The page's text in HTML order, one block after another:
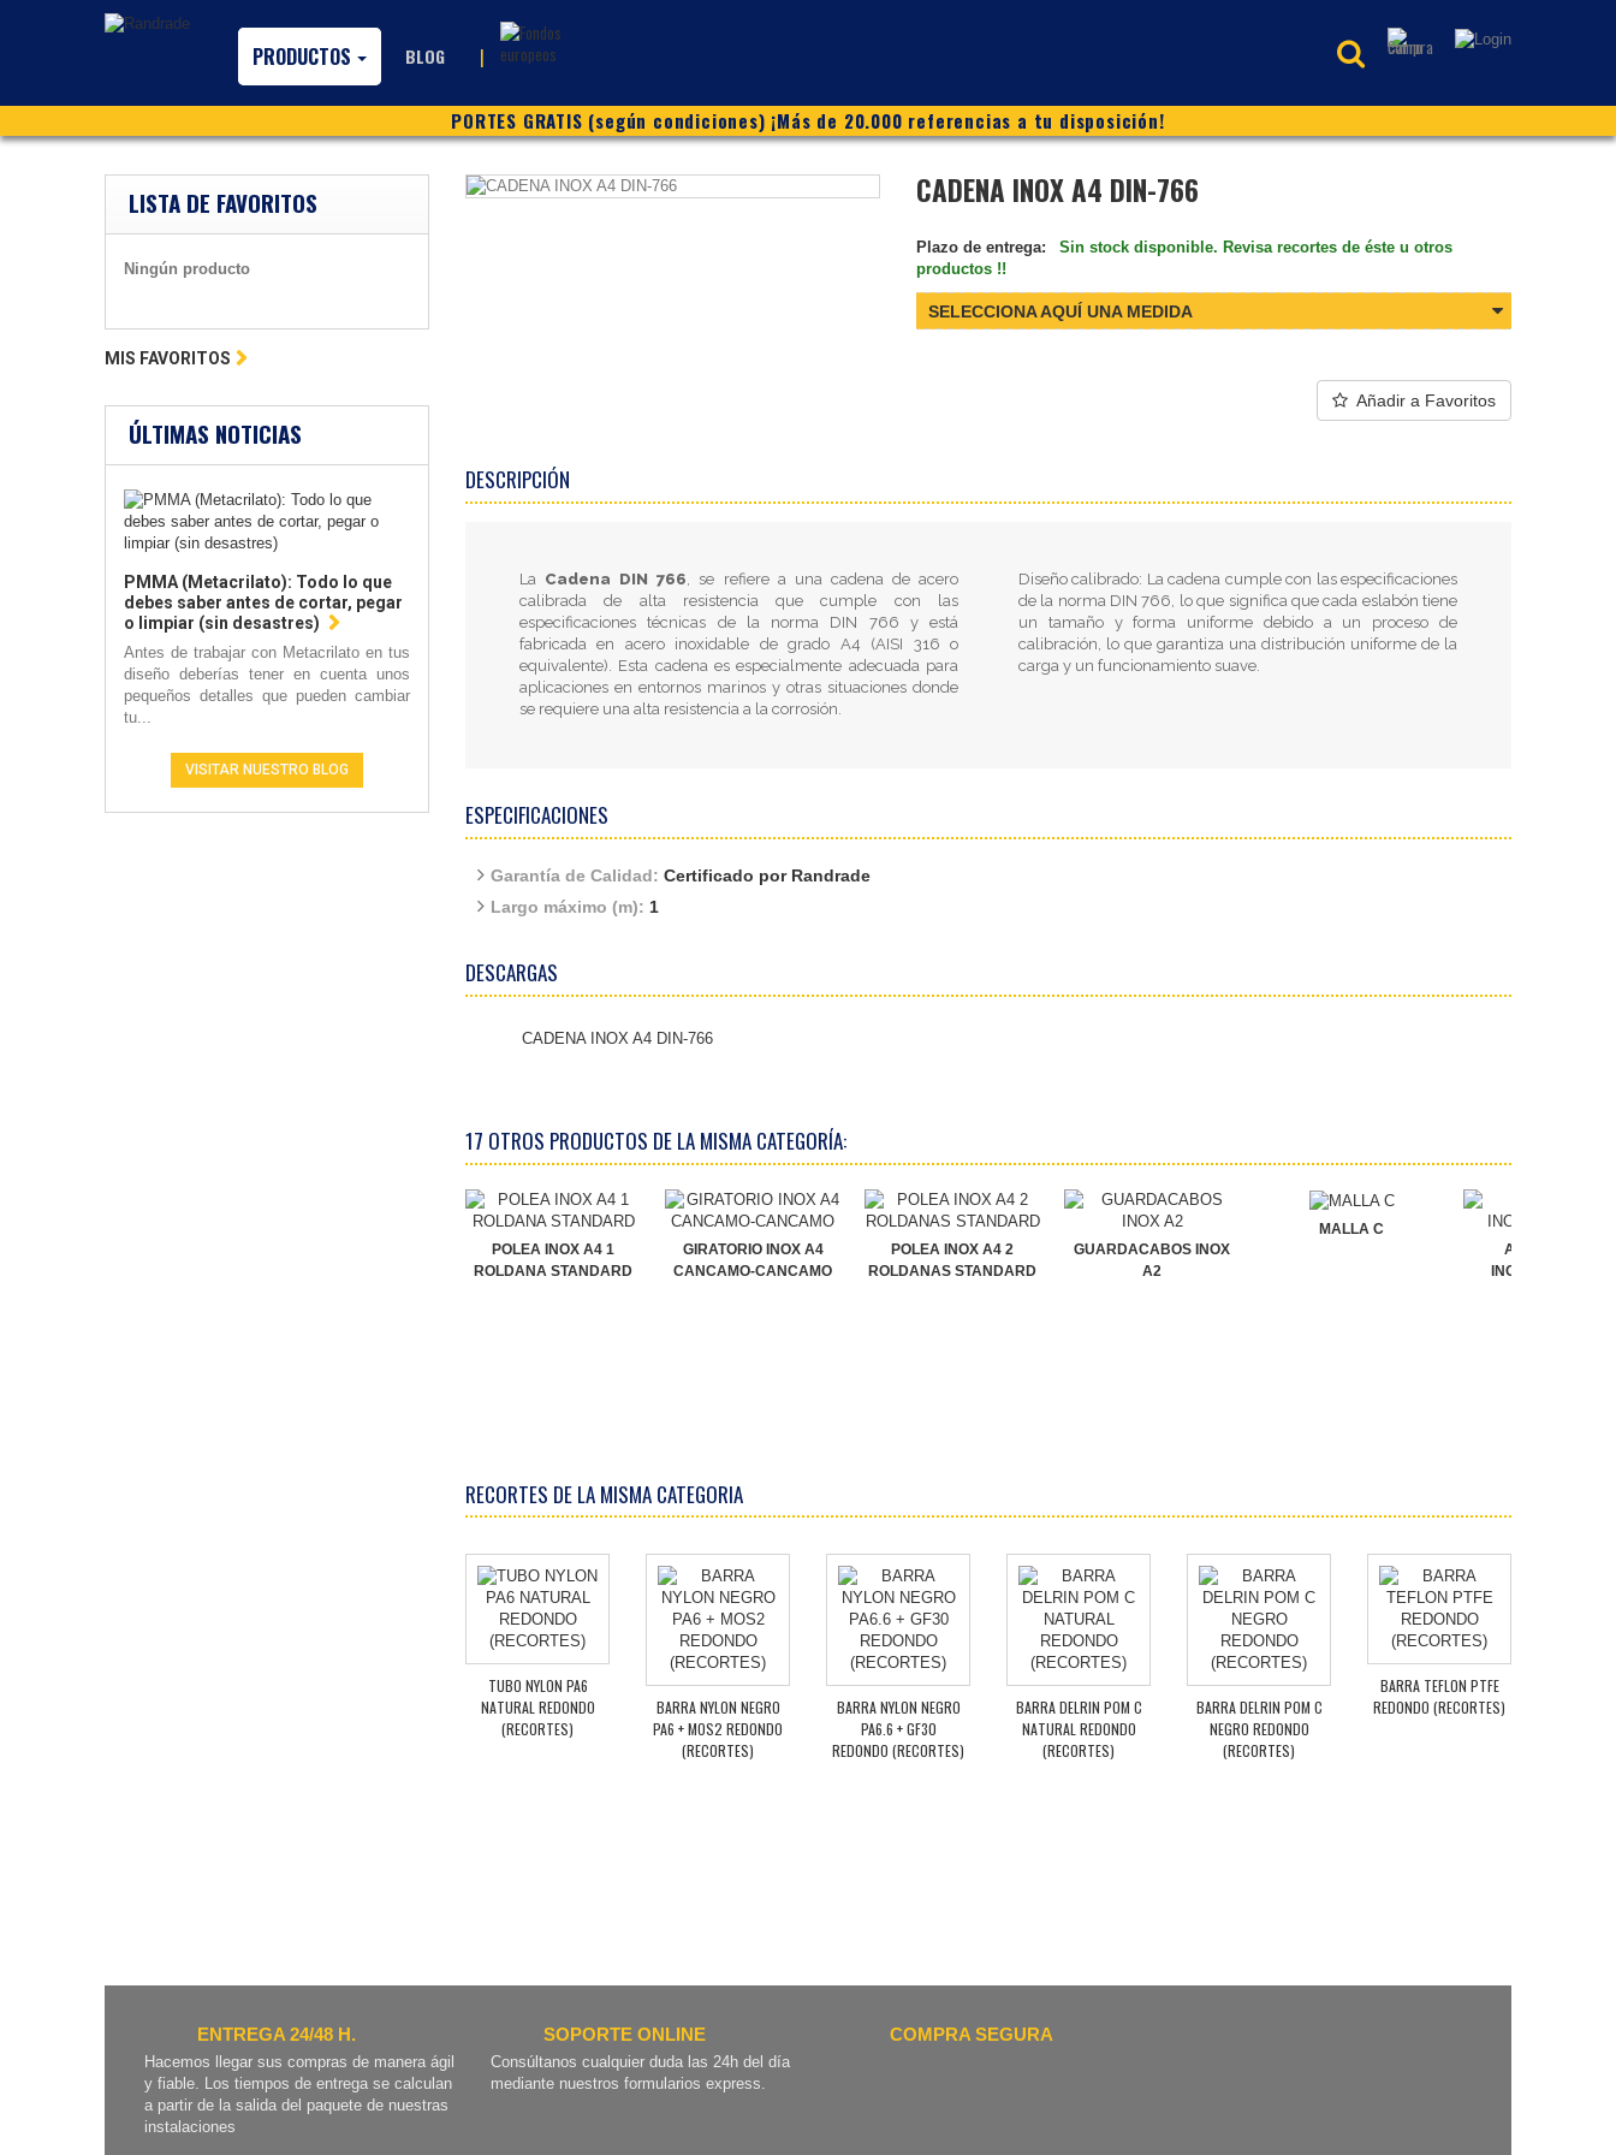
PRODUCTOS BLOG |
PORTES GRATIS (según condiciones) ¡Más de 20.000 referencias a tu disposición!
LISTA DE FAVORITOS
Ningún producto
MIS FAVORITOS
ÚLTIMAS NOTICIAS
PMMA (Metacrilato): Todo lo que
debes saber antes de cortar, pegar
o limpiar (sin desastres)
Antes de trabajar con Metacrilato en tus
diseño deberías tener en cuenta unos
pequeños detalles que pueden cambiar
tu...
VISITAR NUESTRO BLOG
CADENA INOX A4 DIN-766
Plazo de entrega:
Sin stock disponible. Revisa recortes de éste u otros
productos !!
SELECCIONA AQUÍ UNA MEDIDA
Añadir a Favoritos
DESCRIPCIÓN
La Cadena DIN 766, se refiere a una cadena de acero
calibrada de alta resistencia que cumple con las
especificaciones técnicas de la norma DIN 766 y está
fabricada en acero inoxidable de grado A4 (AISI 316 o
equivalente). Esta cadena es especialmente adecuada para
aplicaciones en entornos marinos y otras situaciones donde
se requiere una alta resistencia a la corrosión.
Diseño calibrado: La cadena cumple con las especificaciones
de la norma DIN 766, lo que significa que cada eslabón tiene
un tamaño y forma uniforme debido a un proceso de
calibración, lo que garantiza una distribución uniforme de la
carga y un funcionamiento suave.
ESPECIFICACIONES
Garantía de Calidad: Certificado por Randrade
Largo máximo (m): 1
DESCARGAS
CADENA INOX A4 DIN-766
17 OTROS PRODUCTOS DE LA MISMA CATEGORÍA:
POLEA INOX A4 1
ROLDANA STANDARD
GIRATORIO INOX A4
CANCAMO-CANCAMO
POLEA INOX A4 2
ROLDANAS STANDARD
GUARDACABOS INOX
A2
MALLA C
ABARCONES
INOXIDABLES A4
RECORTES DE LA MISMA CATEGORIA
TUBO NYLON PA6
NATURAL REDONDO
(RECORTES)
BARRA NYLON NEGRO
PA6 + MOS2 REDONDO
(RECORTES)
BARRA NYLON NEGRO
PA6.6 + GF30
REDONDO (RECORTES)
BARRA DELRIN POM C
NATURAL REDONDO
(RECORTES)
BARRA DELRIN POM C
NEGRO REDONDO
(RECORTES)
BARRA TEFLON PTFE
REDONDO (RECORTES)
ENTREGA 24/48 H.
Hacemos llegar sus compras de manera ágil
y fiable. Los tiempos de entrega se calculan
a partir de la salida del paquete de nuestras
instalaciones
SOPORTE ONLINE
Consúltanos cualquier duda las 24h del día
mediante nuestros formularios express.
COMPRA SEGURA